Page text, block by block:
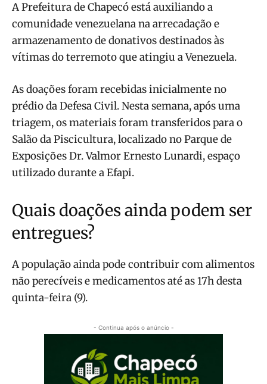
A Prefeitura de Chapecó está auxiliando a
comunidade venezuelana na arrecadação e
armazenamento de donativos destinados às
vítimas do terremoto que atingiu a Venezuela.
As doações foram recebidas inicialmente no
prédio da Defesa Civil. Nesta semana, após uma
triagem, os materiais foram transferidos para o
Salão da Piscicultura, localizado no Parque de
Exposições Dr. Valmor Ernesto Lunardi, espaço
utilizado durante a Efapi.
Quais doações ainda podem ser
entregues?
A população ainda pode contribuir com alimentos
não perecíveis e medicamentos até as 17h desta
quinta-feira (9).
- Continua após o anúncio -